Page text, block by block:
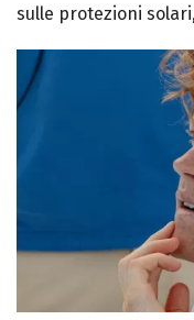
sulle protezioni